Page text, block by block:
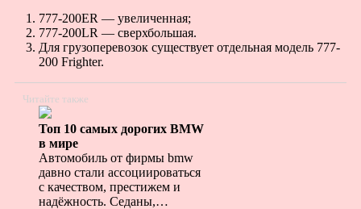
777-200ER — увеличенная;
777-200LR — сверхбольшая.
Для грузоперевозок существует отдельная модель 777-
200 Frighter.
Читайте также
Топ 10 самых дорогих BMW
в мире
Автомобиль от фирмы bmw
давно стали ассоциироваться
с качеством, престижем и
надёжность. Седаны,…